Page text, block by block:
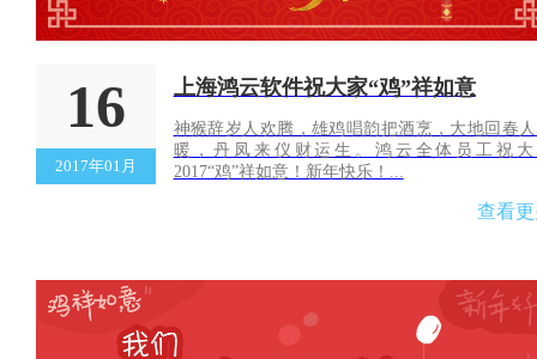
16
2017年01月
上海鸿云软件祝大家“鸡”祥如意
神猴辞岁人欢腾，雄鸡唱韵把酒烹，大地回春
暖，丹凤来仪财运生。鸿云全体员工祝大
2017“鸡”祥如意！新年快乐！...
查看